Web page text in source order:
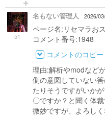
51
名もない管理人 2026/
ページ名:リセマラお
コメント番号:1948
コメントのコピー
理由:解析やmodなど
側の意図していない
たりそうですがいかが
〇ですか？と聞く体
微妙ですが、よろしく